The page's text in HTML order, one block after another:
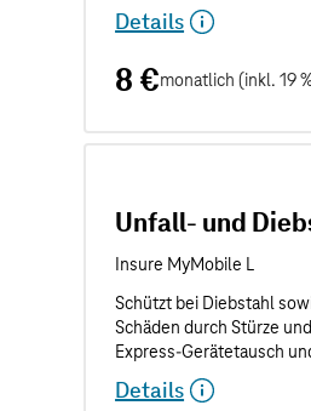
Details
8 €monatlich (inkl. 19
Unfall- und
Details